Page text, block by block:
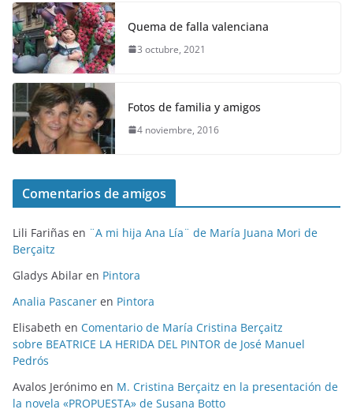
Quema de falla valenciana
3 octubre, 2021
Fotos de familia y amigos
4 noviembre, 2016
Comentarios de amigos
Lili Fariñas en ¨A mi hija Ana Lía¨ de María Juana Mori de
Berçaitz
Gladys Abilar en Pintora
Analia Pascaner en Pintora
Elisabeth en Comentario de María Cristina Berçaitz
sobre BEATRICE LA HERIDA DEL PINTOR de José Manuel
Pedrós
Avalos Jerónimo en M. Cristina Berçaitz en la presentación de
la novela «PROPUESTA» de Susana Botto